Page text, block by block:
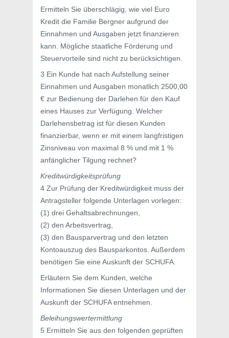
Ermitteln Sie überschlägig, wie viel Euro
Kredit die Familie Bergner aufgrund der
Einnahmen und Ausgaben jetzt finanzieren
kann. Mögliche staatliche Förderung und
Steuervorteile sind nicht zu berücksichtigen.
3 Ein Kunde hat nach Aufstellung seiner
Einnahmen und Ausgaben monatlich 2500,00
€ zur Bedienung der Darlehen für den Kauf
eines Hauses zur Verfügung. Welcher
Darlehensbetrag ist für diesen Kunden
finanzierbar, wenn er mit einem langfristigen
Zinsniveau von maximal 8 % und mit 1 %
anfänglicher Tilgung rechnet?
Kreditwürdigkeitsprüfung
4 Zur Prüfung der Kreditwürdigkeit muss der
Antragsteller folgende Unterlagen vorlegen:
(1) drei Gehaltsabrechnungen,
(2) den Arbeitsvertrag,
(3) den Bausparvertrag und den letzten
Kontoauszug des Bausparkontos. Außerdem
benötigen Sie eine Auskunft der SCHUFA.
Erläutern Sie dem Kunden, welche
Informationen Sie diesen Unterlagen und der
Auskunft der SCHUFA entnehmen.
Beleihungswertermittlung
5 Ermitteln Sie aus den folgenden geprüften